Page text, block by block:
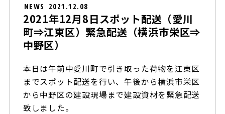
NEWS 2021.12.08
2021年12月8日スポット配送（愛川
町⇒江東区）緊急配送（横浜市栄区⇒
中野区）
本日は午前中愛川町で引き取った荷物を江東区
までスポット配送を行い、午後から横浜市栄区
から中野区の建設現場まで建設資材を緊急配送
致しました。